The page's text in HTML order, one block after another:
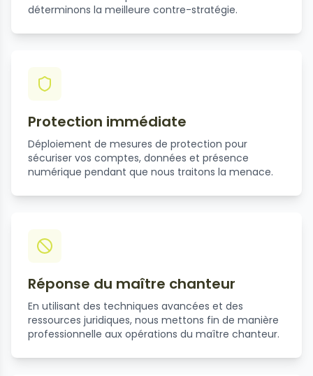
déterminons la meilleure contre-stratégie.
Protection immédiate
Déploiement de mesures de protection pour
sécuriser vos comptes, données et présence
numérique pendant que nous traitons la menace.
Réponse du maître chanteur
En utilisant des techniques avancées et des
ressources juridiques, nous mettons fin de manière
professionnelle aux opérations du maître chanteur.